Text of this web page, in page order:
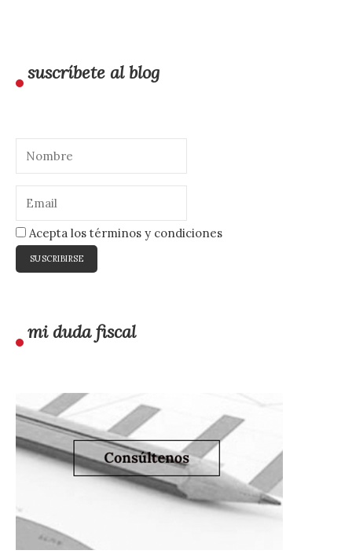
suscríbete al blog
Acepta los términos y condiciones
mi duda fiscal